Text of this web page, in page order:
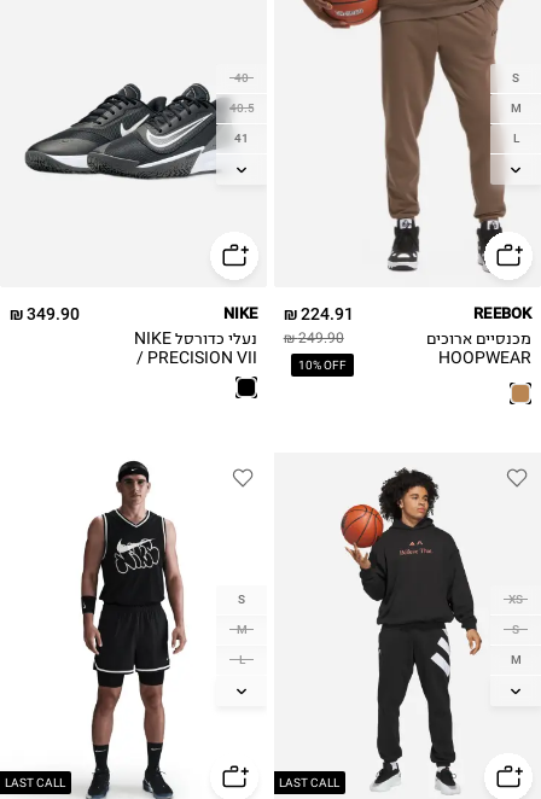
S
M
L
XL
224.91 ₪
249.90 ₪
10% OFF
REEBOK
מכנסיים ארוכים
HOOPWEAR
40
40.5
41
42
44
45
45.5
46
48.5
349.90 ₪ NIKE
נעלי כדורסל NIKE
PRECISION VII /
גברים
LAST CALL
XS
S
M
L
LAST CALL
S
M
L
XL